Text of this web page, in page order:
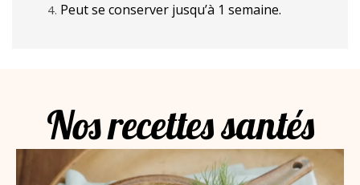
Peut se conserver jusqu’à 1 semaine.
Nos recettes santés